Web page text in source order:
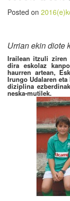
Posted on
Urrian ekin diote
Irailean itzuli ziren
dira eskolaz
haurren artean,
Irungo Udalaren
diziplina
neska-mutilek.